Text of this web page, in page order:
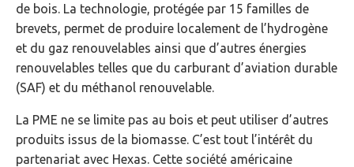
de bois. La technologie, protégée par 15 familles de
brevets, permet de produire localement de l’hydrogène
et du gaz renouvelables ainsi que d’autres énergies
renouvelables telles que du carburant d’aviation durable
(SAF) et du méthanol renouvelable.
La PME ne se limite pas au bois et peut utiliser d’autres
produits issus de la biomasse. C’est tout l’intérêt du
partenariat avec Hexas. Cette société américaine